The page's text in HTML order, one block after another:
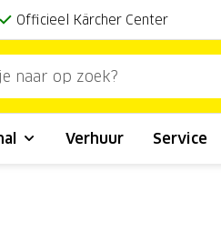
Officieel Kärcher Center
Verhuur Service